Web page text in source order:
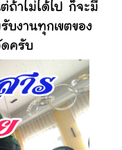
ถ้าไม่ได้ไป ก็จะมี
งานทุกเขตของ
ครับ